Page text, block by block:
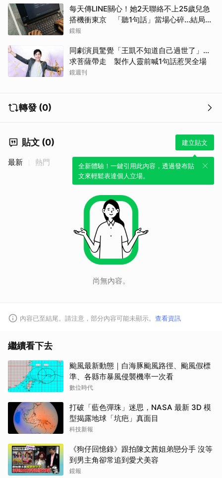
每天傳LINE關心！她2天聯絡不上25歲兒急
搭機衝東京 「聽1句話」當場心碎...結局看
哭網
鏡報
同劇演員驚覺「王凱不知道自己過世了」...
求菩薩帶走 製作人靈前喊1句話惹哭全場
鏡週刊
轉發 (0)
貼文 (0) 建立貼文
全新體驗！一鍵引用此內容，透過發布貼
文來輕鬆表達個人立場。
最新 熱門
尚無內容。
內容已至結尾。請注意，部分內容可能未顯示。 查看資訊
繼續看下去
颱風最新動態｜白海豚颱風路徑、颱風假標
準、各縣市暴風侵襲機率一次看
數位時代
打破「藍色彈珠」迷思，NASA 最新 3D 模
型揭露地球「坑疤」真面目
科技新報
《狗仔回憶錄》跟拍陳文茜姐弟戀分手 沒等
到男主角卻常追到愛犬美容
鏡報